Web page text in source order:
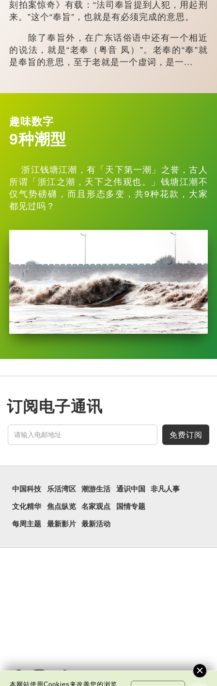
刻拍案惊奇》有载：“法司奉旨提到人犯，用起刑
来。”这个“奉旨”，也就是有必须完成的意思。
除了奉旨外，在广东话俗语中还有一个相近
的说法，就是“老奉（粤音 凤）”。老奉的“奉”就
是奉旨的意思，至于老就是一个虚词，是一...
趣味数字
9种潮型
浙江钱塘江潮，有「天下第一潮」之誉，古人
所谓「浙江之潮，天下之伟观也。」钱塘江潮不
仅气势磅礴，而且形态多变，共9种花款，大家
都见过吗？
订阅电子通讯
免费订阅
中国科技 乐活湾区 潮游生活 通识中国 非凡人事
文化精华 焦点纵览 名家观点 国情专题
每周主题 最新影片 最新活动
本网站使用Cookies来改善您的浏览